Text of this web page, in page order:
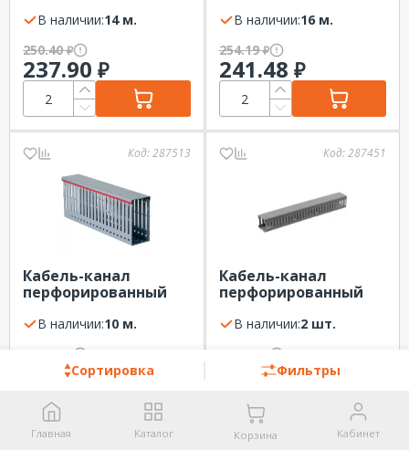
Сортировка Фильтры
DKCВ наличии:
14 м.
250.40₽
237.90 ₽
DKCВ наличии:
16 м.
254.19₽
241.48 ₽
Код:287513
Кабель-канал
перфорированный
(м) DKC
В наличии:
10 м.
277.50₽
Код:287451
Кабель-канал
перфорированный
(шт) ЭРА KK-25-25-
В наличии:
2 шт.
290.76₽
Главная Каталог Корзина Кабинет